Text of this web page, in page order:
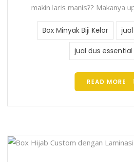
makin laris manis?? Makanya
Box Minyak Biji Kelor
jual dus essential
READ MORE